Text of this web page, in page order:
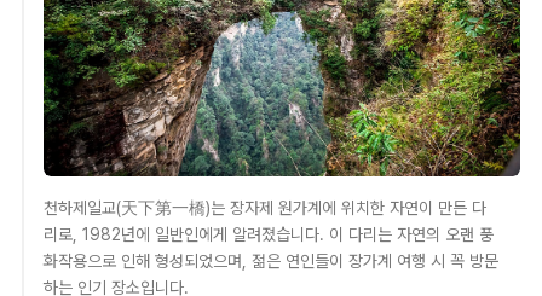
천하제일교(天下第一橋)는 장자제 원가계에 위치한 자연이 만든 다
리로, 1982년에 일반인에게 알려졌습니다. 이 다리는 자연의 오랜 풍
화작용으로 인해 형성되었으며, 젊은 연인들이 장가계 여행 시 꼭 방문
하는 인기 장소입니다.